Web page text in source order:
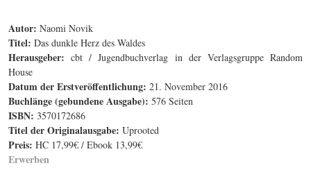
Autor: Naomi Novik
Titel: Das dunkle Herz des Waldes
Herausgeber: cbt / Jugendbuchverlag in der Verlagsgruppe Random
House
Datum der Erstveröffentlichung: 21. November 2016
Buchlänge (gebundene Ausgabe): 576 Seiten
ISBN: 3570172686
Titel der Originalausgabe: Uprooted
Preis: HC 17,99€ / Ebook 13,99€
Erwerben